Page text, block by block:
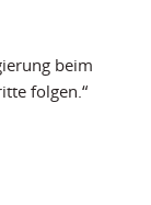
beim
folgen.“